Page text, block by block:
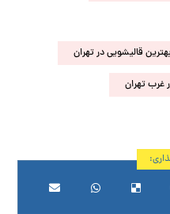
قالیشویی در تهران
غرب تهران